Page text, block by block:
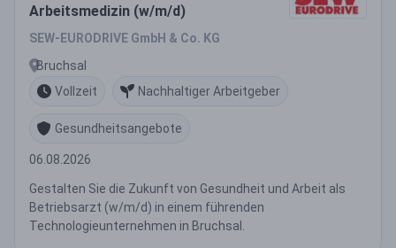
Arbeitsmedizin (w/m/d)
SEW-EURODRIVE GmbH & Co. KG
Bruchsal
Vollzeit
Nachhaltiger Arbeitgeber
Gesundheitsangebote
06.08.2026
Gestalten Sie die Zukunft von Gesundheit und Arbeit als
Betriebsarzt (w/m/d) in einem führenden
Technologieunternehmen in Bruchsal.